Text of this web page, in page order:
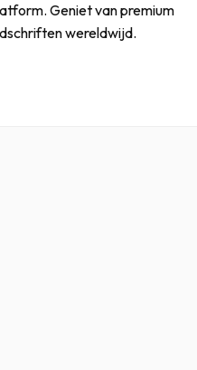
Geniet van premium
wereldwijd.